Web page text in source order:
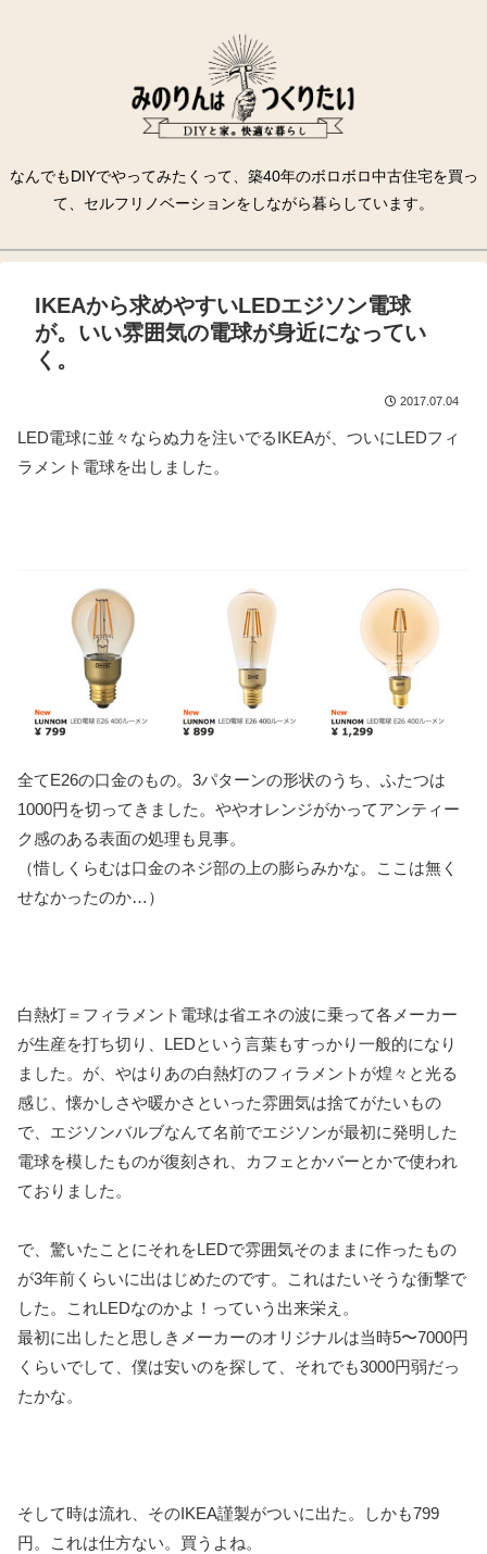
なんでもDIYでやってみたくって、築40年のボロボロ中古住宅を買っ
て、セルフリノベーションをしながら暮らしています。
IKEAから求めやすいLEDエジソン電球
が。いい雰囲気の電球が身近になってい
く。
2017.07.04
LED電球に並々ならぬ力を注いでるIKEAが、ついにLEDフィ
ラメント電球を出しました。
全てE26の口金のもの。3パターンの形状のうち、ふたつは
1000円を切ってきました。ややオレンジがかってアンティー
ク感のある表面の処理も見事。
（惜しくらむは口金のネジ部の上の膨らみかな。ここは無く
せなかったのか…）
白熱灯＝フィラメント電球は省エネの波に乗って各メーカー
が生産を打ち切り、LEDという言葉もすっかり一般的になり
ました。が、やはりあの白熱灯のフィラメントが煌々と光る
感じ、懐かしさや暖かさといった雰囲気は捨てがたいもの
で、エジソンバルブなんて名前でエジソンが最初に発明した
電球を模したものが復刻され、カフェとかバーとかで使われ
ておりました。
で、驚いたことにそれをLEDで雰囲気そのままに作ったもの
が3年前くらいに出はじめたのです。これはたいそうな衝撃で
した。これLEDなのかよ！っていう出来栄え。
最初に出したと思しきメーカーのオリジナルは当時5〜7000円
くらいでして、僕は安いのを探して、それでも3000円弱だっ
たかな。
そして時は流れ、そのIKEA謹製がついに出た。しかも799
円。これは仕方ない。買うよね。